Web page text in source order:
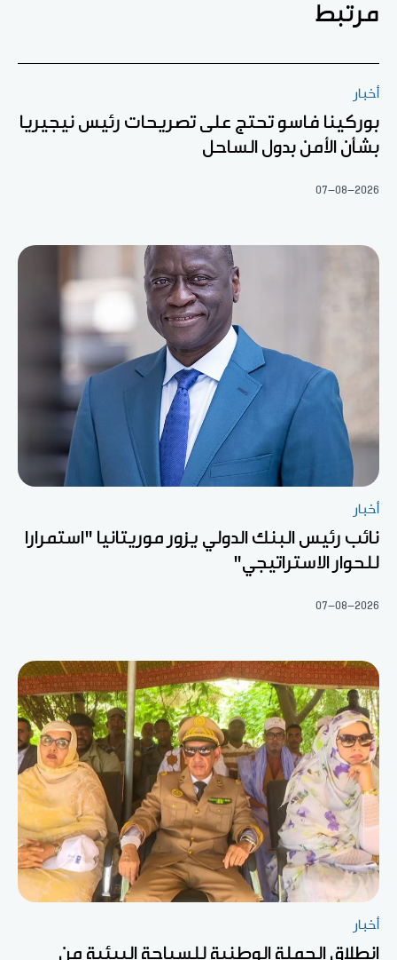
مرتبط
أخبار
بوركينا فاسو تحتج على تصريحات رئيس نيجيريا
بشأن الأمن بدول الساحل
07-08-2026
أخبار
نائب رئيس البنك الدولي يزور موريتانيا "استمرارا
للحوار الاستراتيجي"
07-08-2026
أخبار
انطلاق الحملة الوطنية للسياحة البيئية من